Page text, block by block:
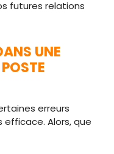
futures relations
UNE
erreurs
Alors, que